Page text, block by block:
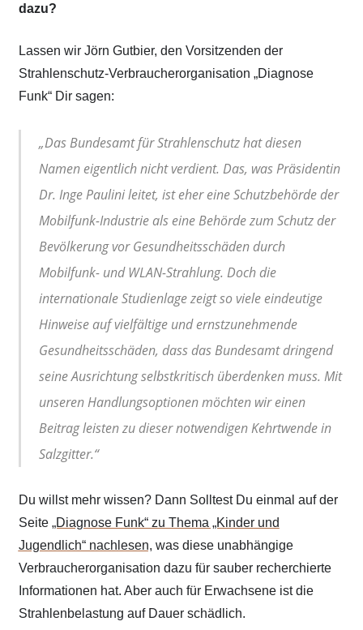
dazu?
Lassen wir Jörn Gutbier, den Vorsitzenden der
Strahlenschutz-Verbraucherorganisation „Diagnose
Funk“ Dir sagen:
„Das Bundesamt für Strahlenschutz hat diesen
Namen eigentlich nicht verdient. Das, was Präsidentin
Dr. Inge Paulini leitet, ist eher eine Schutzbehörde der
Mobilfunk-Industrie als eine Behörde zum Schutz der
Bevölkerung vor Gesundheitsschäden durch
Mobilfunk- und WLAN-Strahlung. Doch die
internationale Studienlage zeigt so viele eindeutige
Hinweise auf vielfältige und ernstzunehmende
Gesundheitsschäden, dass das Bundesamt dringend
seine Ausrichtung selbstkritisch überdenken muss. Mit
unseren Handlungsoptionen möchten wir einen
Beitrag leisten zu dieser notwendigen Kehrtwende in
Salzgitter.“
Du willst mehr wissen? Dann Solltest Du einmal auf der
Seite „Diagnose Funk“ zu Thema „Kinder und
Jugendlich“ nachlesen, was diese unabhängige
Verbraucherorganisation dazu für sauber recherchierte
Informationen hat. Aber auch für Erwachsene ist die
Strahlenbelastung auf Dauer schädlich.